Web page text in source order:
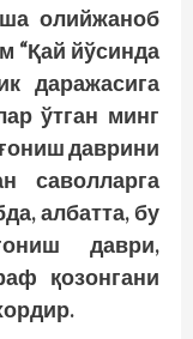
олийжаноб
“Қай йўсинда
даражасига
ўтган минг
даврини
саволларга
албатта, бу
даври,
қозонгани